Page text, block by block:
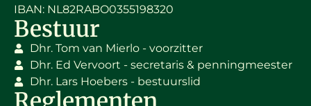
IBAN: NL82RABO0355198320
Bestuur
Dhr. Tom van Mierlo - voorzitter
Dhr. Ed Vervoort - secretaris & penningmeester
Dhr. Lars Hoebers - bestuurslid